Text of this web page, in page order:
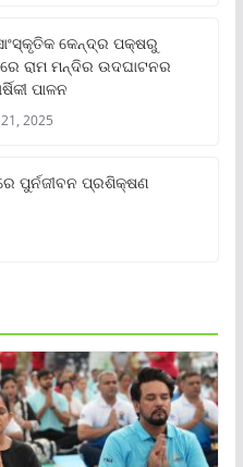
କେନ୍ଦ୍ର ପକ୍ଷରୁ
ରାମ ମନ୍ଦିର ଉଦଘାଟନର
ପାଳନ
2025
ପୁର୍ନଜୀବନ ପ୍ରଶିକ୍ଷଣ